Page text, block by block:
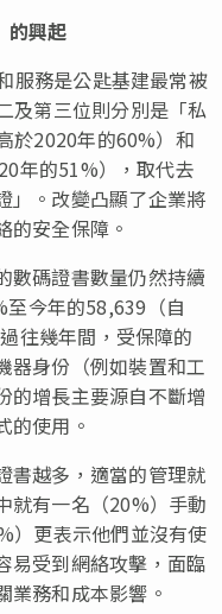
的興起
服務是公匙基建最常被
及第三位則分別是「私
於2020年的60%）和
年的51%），取代去
」。改變凸顯了企業將
的安全保障。
數碼證書數量仍然持續
今年的58,639（自
往幾年間，受保障的
器身份（例如裝置和工
的增長主要源自不斷增
的使用。
書越多，適當的管理就
就有一名（20%）手動
）更表示他們並沒有使
易受到網絡攻擊，面臨
業務和成本影響。